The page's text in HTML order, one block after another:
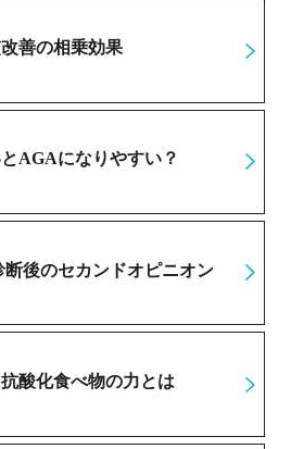
善の相乗効果
AGAになりやすい？
後のセカンドオピニオン
酸化食べ物の力とは